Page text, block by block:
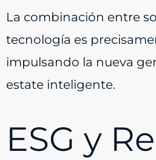
La combinación entre
tecnología es
impulsando la nueva
estate inteligente.
ESG y